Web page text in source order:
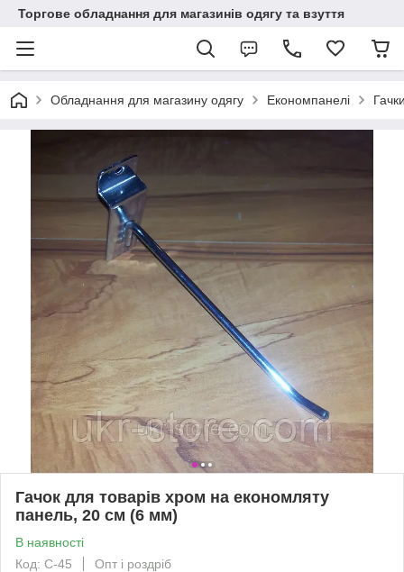
Торгове обладнання для магазинів одягу та взуття
Обладнання для магазину одягу Економпанелі
Гачок для товарів хром на економляту
панель, 20 см (6 мм)
В наявності
Код: С-45
Опт і роздріб